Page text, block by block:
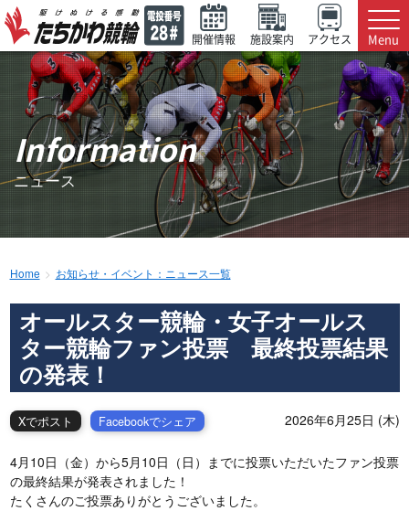
開催情報 施設案内 アクセス Menu
Information
ニュース
Home お知らせ・イベント：ニュース一覧
オールスター競輪・女子オールス
ター競輪ファン投票 最終投票結果
の発表！
Xでポスト Facebookでシェア 2026年6月25日 (木)
4月10日（金）から5月10日（日）までに投票いただいたファン投票
の最終結果が発表されました！
たくさんのご投票ありがとうございました。